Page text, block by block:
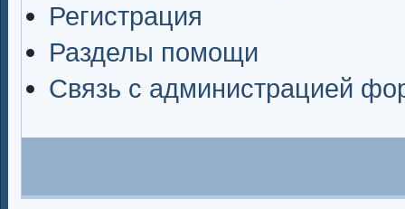
Регистрация
Разделы помощи
Связь с администрацией